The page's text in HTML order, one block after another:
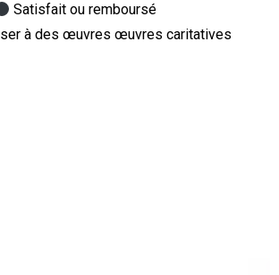
Satisfait ou remboursé
à des œuvres œuvres caritatives